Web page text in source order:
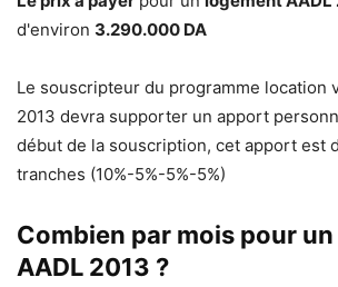
d'environ 3.290.000 DA
Le souscripteur du programme location
2013 devra supporter un apport
début de la souscription, cet apport est
tranches (10%-5%-5%-5%)
Combien par mois pour
AADL 2013 ?